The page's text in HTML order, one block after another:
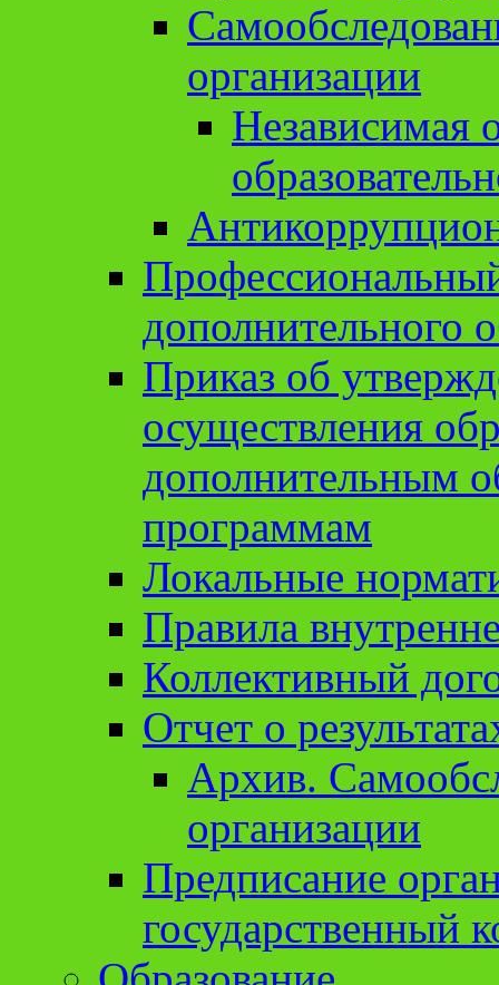
организации
Независимая
дополнительного
Приказ об
осуществления
дополнительным
программам
Локальные
Правила
Коллективный
Отчет о
Архив.
организации
Предписание
государственный